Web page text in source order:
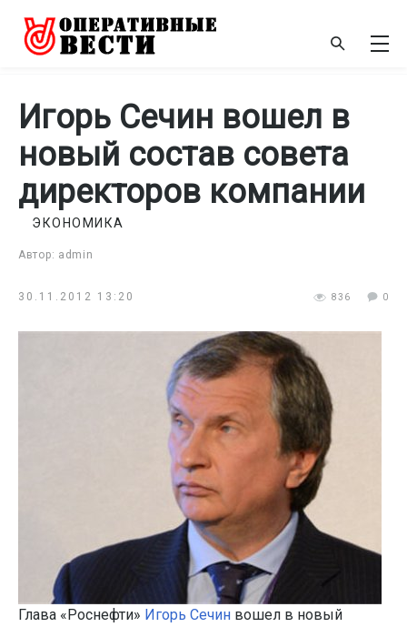
Игорь Сечин вошел в
новый состав совета
директоров компании
Автор: admin
ЭКОНОМИКА
30.11.2012 13:20 836 0
Глава «Роснефти» Игорь Сечин вошел в новый